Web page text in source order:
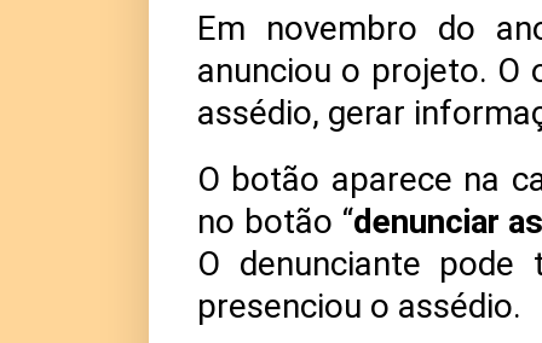
Em novembro do
anunciou o projeto. O
assédio, gerar
O botão aparece na
no botão “denunciar
O denunciante
presenciou o assédio.